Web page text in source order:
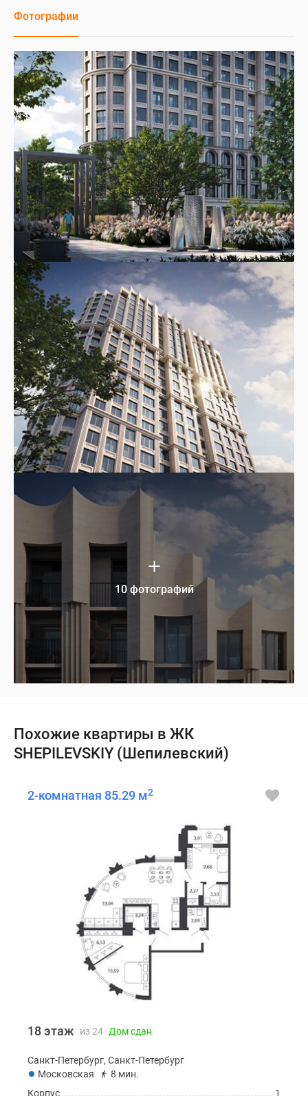
Фотографии
10 фотографий
Похожие квартиры в ЖК
SHEPILEVSKIY (Шепилевский)
2-комнатная 85.29 м2
18 этаж из 24 Дом сдан
Санкт-Петербург, Санкт-Петербург
Московская
8 мин.
1
Корпус